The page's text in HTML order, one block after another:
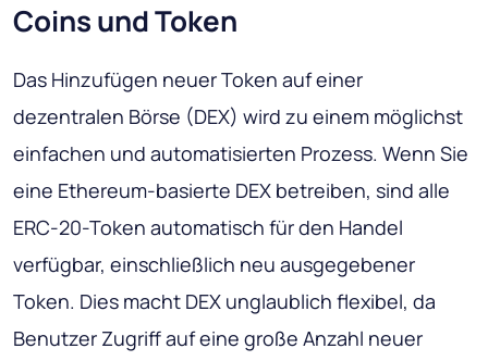
Coins und Token
Das Hinzufügen neuer Token auf einer
dezentralen Börse (DEX) wird zu einem möglichst
einfachen und automatisierten Prozess. Wenn Sie
eine Ethereum-basierte DEX betreiben, sind alle
ERC-20-Token automatisch für den Handel
verfügbar, einschließlich neu ausgegebener
Token. Dies macht DEX unglaublich flexibel, da
Benutzer Zugriff auf eine große Anzahl neuer